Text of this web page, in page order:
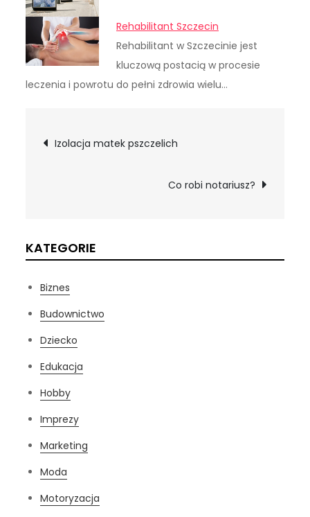
Rehabilitant Szczecin
Rehabilitant w Szczecinie jest
kluczową postacią w procesie
leczenia i powrotu do pełni zdrowia wielu…
Nawigacja
Izolacja matek pszczelich
Co robi notariusz?
KATEGORIE
Biznes
Budownictwo
Dziecko
Edukacja
Hobby
Imprezy
Marketing
Moda
Motoryzacja